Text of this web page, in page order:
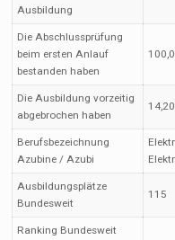
Ausbildung
Die Abschlussprüfung
beim ersten Anlauf
bestanden haben
Die Ausbildung vorzeitig
abgebrochen haben
Berufsbezeichnung
Azubine / Azubi
Ausbildungsplätze
Bundesweit
115
Ranking Bundesweit